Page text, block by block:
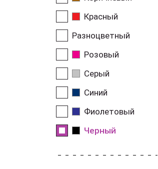
Красный
Разноцветный
Розовый
Серый
Синий
Фиолетовый
Черный